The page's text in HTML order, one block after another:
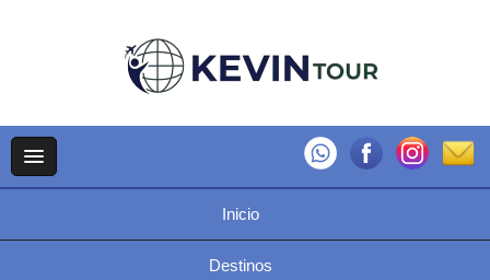
Inicio
Destinos